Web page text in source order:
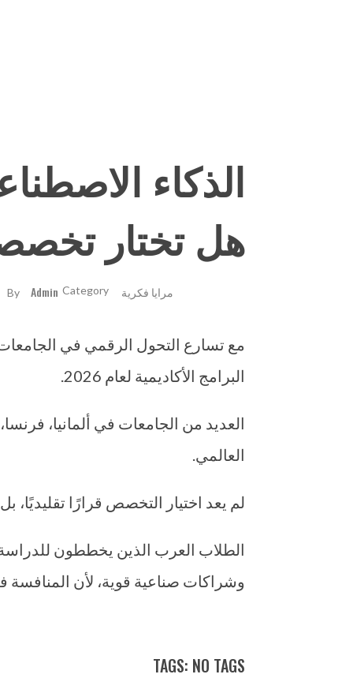
الذكاء
هل تختار
By Admin مرايا فكرية
مع تسارع التحول الرقمي في
البرامج الأكاديمية لعام 2026.
العديد من الجامعات في ألمانيا،
العالمي.
لم يعد اختيار التخصص قرارًا تقليديًا،
الطلاب العرب الذين يخططون للدراسة
وشراكات صناعية قوية، لأن
TAGS: NO TAGS